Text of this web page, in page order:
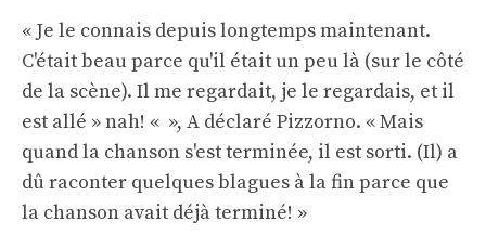
« Je le connais depuis longtemps maintenant.
C'était beau parce qu'il était un peu là (sur le côté
de la scène). Il me regardait, je le regardais, et il
est allé » nah! « », A déclaré Pizzorno. « Mais
quand la chanson s'est terminée, il est sorti. (Il) a
dû raconter quelques blagues à la fin parce que
la chanson avait déjà terminé! »